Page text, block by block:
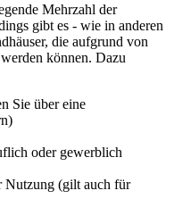
Mehrzahl der
gibt es - wie in anderen
die aufgrund von
können. Dazu
Sie über eine
oder gewerblich
Nutzung (gilt auch für